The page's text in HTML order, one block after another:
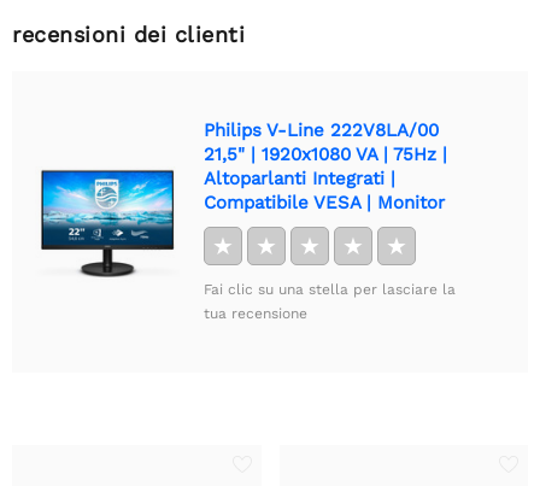
recensioni dei clienti
Philips V-Line 222V8LA/00
21,5" | 1920x1080 VA | 75Hz |
Altoparlanti Integrati |
Compatibile VESA | Monitor
★ ★ ★ ★ ★
Fai clic su una stella per lasciare la
tua recensione